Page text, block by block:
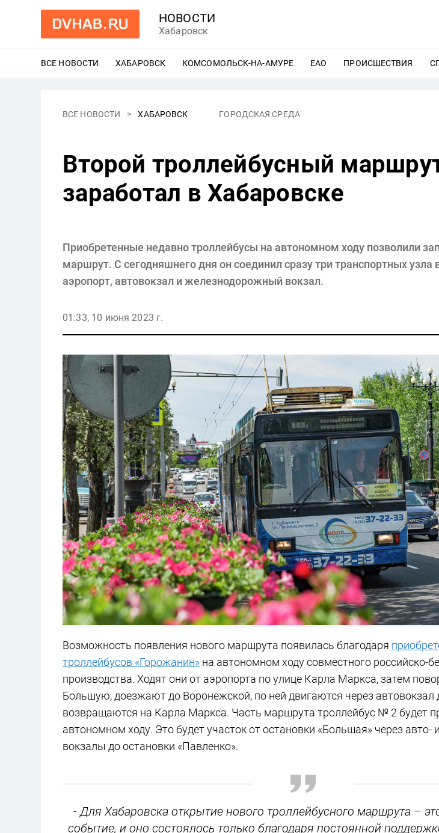
НОВОСТИ
Хабаровск
ВСЕ НОВОСТИ ХАБАРОВСК ЕЩЕ
КОМСОМОЛЬСК-НА-АМУРЕ ЕЩЕ
ЕАО ЕЩЕ
ПРОИСШЕСТВИЯ
ВСЕ НОВОСТИ ХАБАРОВСК ГОРОДСКАЯ СРЕДА
Второй троллейбусный
заработал в Хабаровске
Приобретенные недавно троллейбусы на автономном ходу позволили
маршрут. С сегодняшнего дня он соединил сразу три транспортных узла
аэропорт, автовокзал и железнодорожный вокзал.
01:33, 10 июня 2023 г.
Возможность появления нового маршрута появилась благодаря
троллейбусов «Горожанин» на автономном ходу совместного российско-
производства. Ходят они от аэропорта по улице Карла Маркса, затем
Большую, доезжают до Воронежской, по ней двигаются через
возвращаются на Карла Маркса. Часть маршрута троллейбус № 2 будет
автономном ходу. Это будет участок от остановки «Большая» через
вокзалы до остановки «Павленко».
- Для Хабаровска открытие нового троллейбусного маршрута –
событие, и оно состоялось только благодаря постоянной